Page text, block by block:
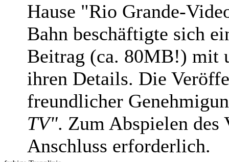
Hause "Rio Grande-
Bahn beschäftigte sich
Beitrag (ca. 80MB!) mit
ihren Details. Die
freundlicher
TV". Zum Abspielen
Anschluss erforderlich.